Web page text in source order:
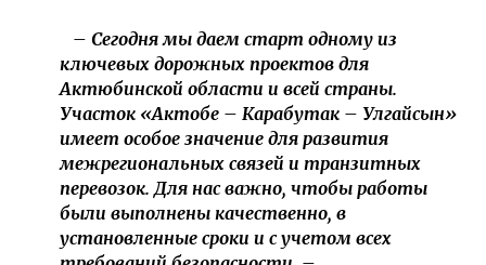
– Сегодня мы даем старт одному из
ключевых дорожных проектов для
Актюбинской области и всей страны.
Участок «Актобе – Карабутак – Улгайсын»
имеет особое значение для развития
межрегиональных связей и транзитных
перевозок. Для нас важно, чтобы работы
были выполнены качественно, в
установленные сроки и с учетом всех